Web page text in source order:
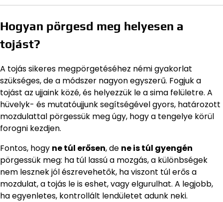
Hogyan pörgesd meg helyesen a
tojást?
A tojás sikeres megpörgetéséhez némi gyakorlat
szükséges, de a módszer nagyon egyszerű. Fogjuk a
tojást az ujjaink közé, és helyezzük le a sima felületre. A
hüvelyk- és mutatóujjunk segítségével gyors, határozott
mozdulattal pörgessük meg úgy, hogy a tengelye körül
forogni kezdjen.
Fontos, hogy ne túl erősen, de ne is túl gyengén
pörgessük meg: ha túl lassú a mozgás, a különbségek
nem lesznek jól észrevehetők, ha viszont túl erős a
mozdulat, a tojás le is eshet, vagy elgurulhat. A legjobb,
ha egyenletes, kontrollált lendületet adunk neki.